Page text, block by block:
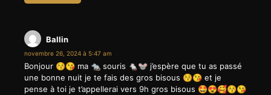
Ballin
novembre 26, 2024 à 5:47 am
Bonjour 😚😘 ma 🐀 souris 🐁🐭 j’espère que tu as passé
une bonne nuit je te fais des gros bisous 😚😘 et je
pense à toi je t’appellerai vers 9h gros bisous 🤩😍🥰😚😘